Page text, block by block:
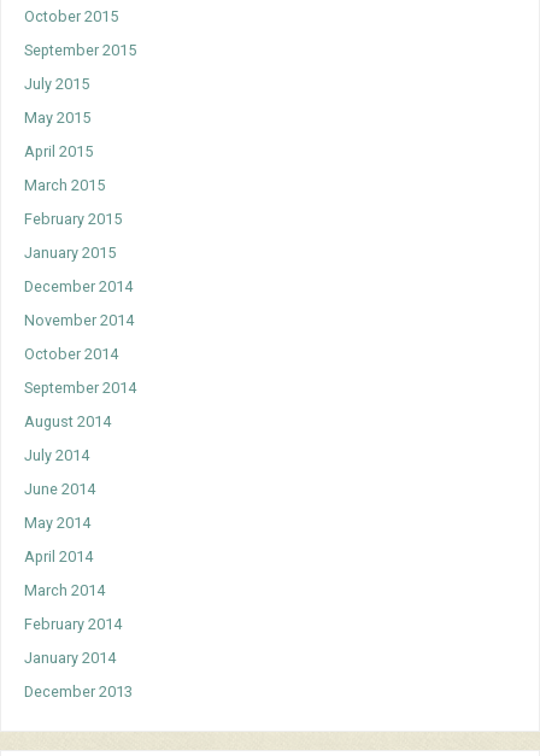
October 2015
September 2015
July 2015
May 2015
April 2015
March 2015
February 2015
January 2015
December 2014
November 2014
October 2014
September 2014
August 2014
July 2014
June 2014
May 2014
April 2014
March 2014
February 2014
January 2014
December 2013